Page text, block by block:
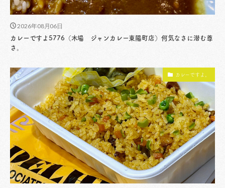
2026年08月06日
カレーですよ5776（木場 ジャンカレー東陽町店）何気なさに潜む尊
さ。
カレーですよ。